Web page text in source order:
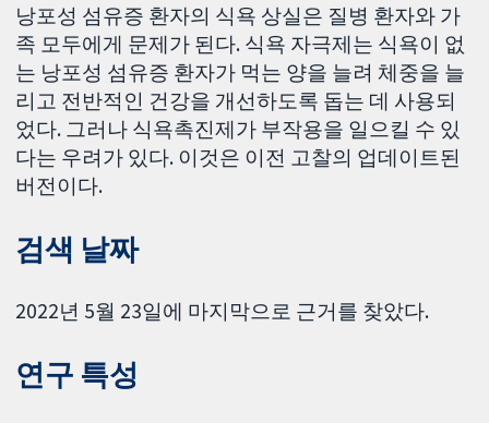
낭포성 섬유증 환자의 식욕 상실은 질병 환자와 가
족 모두에게 문제가 된다. 식욕 자극제는 식욕이 없
는 낭포성 섬유증 환자가 먹는 양을 늘려 체중을 늘
리고 전반적인 건강을 개선하도록 돕는 데 사용되
었다. 그러나 식욕촉진제가 부작용을 일으킬 수 있
다는 우려가 있다. 이것은 이전 고찰의 업데이트된
버전이다.
검색 날짜
2022년 5월 23일에 마지막으로 근거를 찾았다.
연구 특성